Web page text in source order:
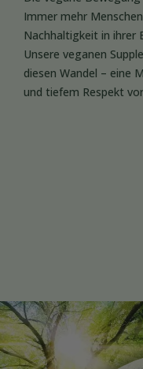
Immer mehr
Nachhaltigkeit in ihrer
Unsere veganen
diesen Wandel – eine
und tiefem Respekt